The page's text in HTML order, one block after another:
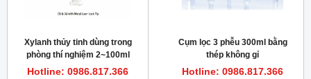
Xylanh thủy tinh dùng trong
phòng thí nghiệm 2~100ml
TRUTH
Hotline: 0986.817.366
Cụm lọc 3 phễu 300ml bằng
thép không gỉ
Hotline: 0986.817.366